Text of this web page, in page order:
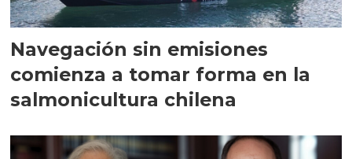
Navegación sin emisiones
comienza a tomar forma en la
salmonicultura chilena